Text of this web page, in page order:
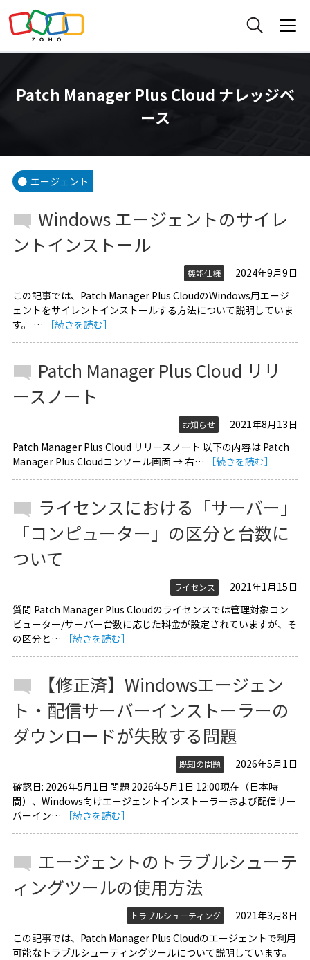
Patch Manager Plus Cloud ナレッジベ
ース
エージェント
Windows エージェントのサイレ
ントインストール
機能仕様
2024年9月9日
この記事では、Patch Manager Plus CloudのWindows用エージ
ェントをサイレントインストールする方法について説明していま
す。 …
［続きを読む］
Patch Manager Plus Cloud リリ
ースノート
お知らせ
2021年8月13日
Patch Manager Plus Cloud リリースノート 以下の内容は Patch
Manager Plus Cloudコンソール画面 → 右…
［続きを読む］
ライセンスにおける「サーバー」
「コンピューター」の区分と台数に
ついて
ライセンス
2021年1月15日
質問 Patch Manager Plus Cloudのライセンスでは管理対象コン
ピューター/サーバー台数に応じた料金が設定されていますが、そ
の区分と…
［続きを読む］
【修正済】Windowsエージェン
ト・配信サーバーインストーラーの
ダウンロードが失敗する問題
既知の問題
2026年5月1日
確認日: 2026年5月1日 問題 2026年5月1日 12:00現在（日本時
間）、Windows向けエージェントインストーラーおよび配信サー
バーイン…
［続きを読む］
エージェントのトラブルシューテ
ィングツールの使用方法
トラブルシューティング
2021年3月8日
この記事では、Patch Manager Plus Cloudのエージェントで利用
可能なトラブルシューティングツールについて説明しています。